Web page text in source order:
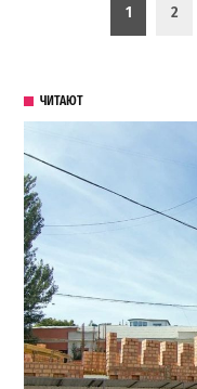
Пагинация записей
1 2
ЧИТАЮТ